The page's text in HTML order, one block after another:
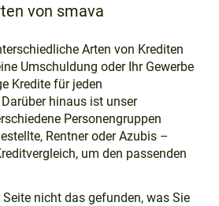
von smava
Arten von Krediten
Umschuldung oder Ihr Gewerbe
Kredite für jeden
hinaus ist unser
Personengruppen
Rentner oder Azubis –
um den passenden
nicht das gefunden, was Sie